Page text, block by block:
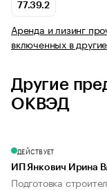
77.39.2
Аренда и лизинг
включенных в
Другие
ОКВЭД
ДЕЙСТВУЕТ
ИП Янкович Ирина
Подготовка